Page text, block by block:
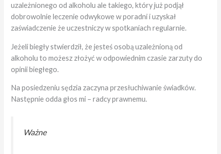
uzależnionego od alkoholu ale takiego, który już podjął
dobrowolnie leczenie odwykowe w poradni i uzyskał
zaświadczenie że uczestniczy w spotkaniach regularnie.
Jeżeli biegły stwierdził, że jesteś osobą uzależnioną od
alkoholu to możesz złożyć w odpowiednim czasie zarzuty do
opinii biegłego.
Na posiedzeniu sędzia zaczyna przesłuchiwanie świadków.
Następnie odda głos mi – radcy prawnemu.
Ważne